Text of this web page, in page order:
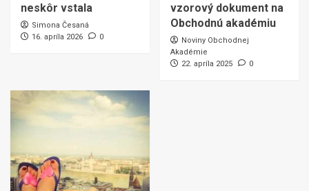
neskôr vstala
Simona Česaná
16. apríla 2026
0
vzorový dokument na
Obchodnú akadémiu
Noviny Obchodnej
Akadémie
22. apríla 2025
0